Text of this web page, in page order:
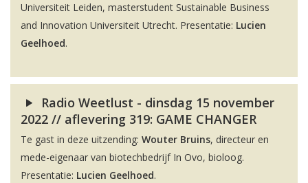
Universiteit Leiden, masterstudent Sustainable Business
and Innovation Universiteit Utrecht. Presentatie: Lucien
Geelhoed.
Radio Weetlust - dinsdag 15 november
2022 // aflevering 319: GAME CHANGER
Te gast in deze uitzending: Wouter Bruins, directeur en
mede-eigenaar van biotechbedrijf In Ovo, bioloog.
Presentatie: Lucien Geelhoed.